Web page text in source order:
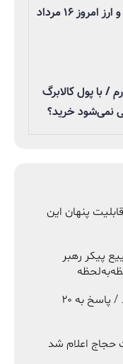
قیمت طلا، سکه و ارز امروز ۱۶ مرداد
/ با پول کالابرگ
نمی‌شود خرید؟
پنهان این
پیکر رهبر
ناو وینسنس ۲۹۱ رؤیا را سوزاند / پاسخ به ۲۰
حجاج اعلام شد